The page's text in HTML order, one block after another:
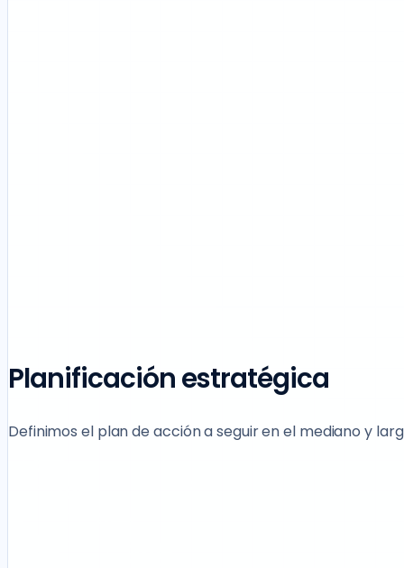
Planificación estratégica
Definimos el plan de acción a seguir en el mediano y